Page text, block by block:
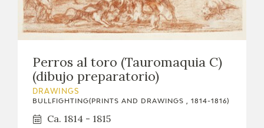
Perros al toro (Tauromaquia C)
(dibujo preparatorio)
DRAWINGS
BULLFIGHTING(PRINTS AND DRAWINGS , 1814-1816)
Ca. 1814 - 1815